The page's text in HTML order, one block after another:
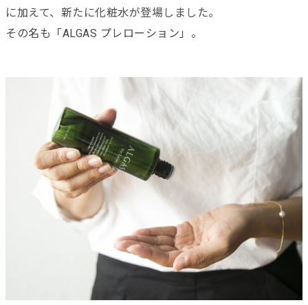
に加えて、新たに化粧水が登場しました。
その名も「ALGAS プレローション」。